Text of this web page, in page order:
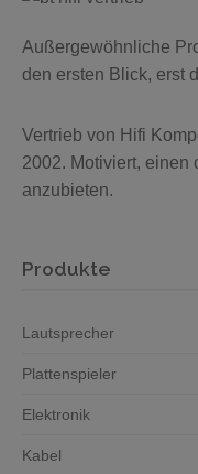
Außergewöhnliche
den ersten Blick, erst
Vertrieb von Hifi
2002. Motiviert, einen
anzubieten.
Produkte
Lautsprecher
Plattenspieler
Elektronik
Kabel